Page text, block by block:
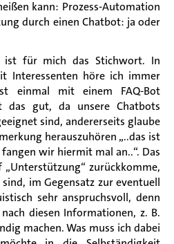
kann: Prozess-Automation
durch einen Chatbot: ja oder
ist für mich das Stichwort. In
Interessenten höre ich immer
einmal mit einem FAQ-Bot
das gut, da unsere Chatbots
sind, andererseits glaube
herauszuhören „..das ist
wir hiermit mal an..“. Das
zurückkomme,
im Gegensatz zur eventuell
sehr anspruchsvoll, denn
diesen Informationen, z. B.
machen. Was muss ich dabei